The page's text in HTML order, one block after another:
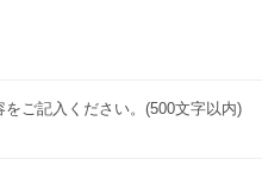
ご記入ください。(500文字以内)